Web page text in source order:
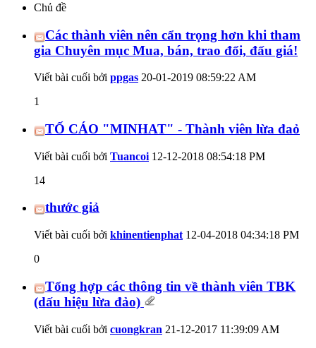
Chủ đề
Các thành viên nên cẩn trọng hơn khi tham
gia Chuyên mục Mua, bán, trao đổi, đấu giá!
Viết bài cuối bởi ppgas 20-01-2019 08:59:22 AM
1
TỐ CÁO "MINHAT" - Thành viên lừa đaỏ
Viết bài cuối bởi Tuancoi 12-12-2018 08:54:18 PM
14
thước giả
Viết bài cuối bởi khinentienphat 12-04-2018 04:34:18 PM
0
Tổng hợp các thông tin về thành viên TBK
(dấu hiệu lừa đảo)
Viết bài cuối bởi cuongkran 21-12-2017 11:39:09 AM